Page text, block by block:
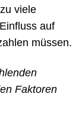
viele
auf
müssen.
Faktoren